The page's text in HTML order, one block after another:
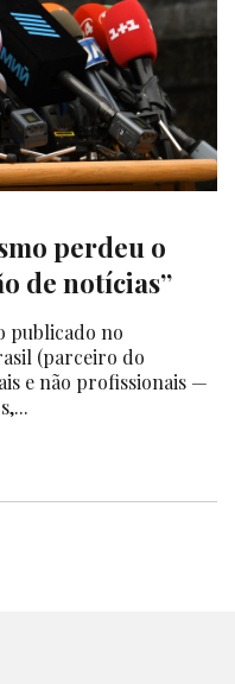
perdeu o
de notícias”
publicado no
(parceiro do
e não profissionais —